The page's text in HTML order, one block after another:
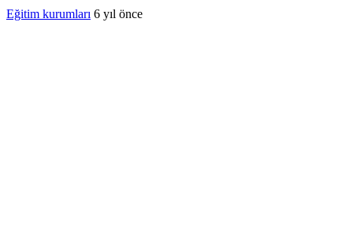
Eğitim kurumları 6 yıl önce